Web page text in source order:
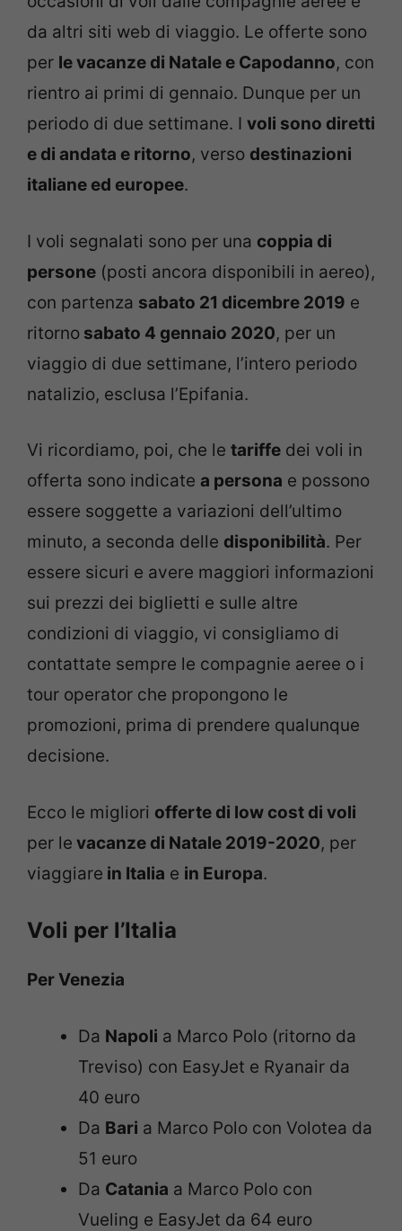
da altri siti web di viaggio. Le offerte sono
per le vacanze di Natale e Capodanno, con
rientro ai primi di gennaio. Dunque per un
periodo di due settimane. I voli sono diretti
e di andata e ritorno, verso destinazioni
italiane ed europee.
I voli segnalati sono per una coppia di
persone (posti ancora disponibili in aereo),
con partenza sabato 21 dicembre 2019 e
ritorno sabato 4 gennaio 2020, per un
viaggio di due settimane, l’intero periodo
natalizio, esclusa l’Epifania.
Vi ricordiamo, poi, che le tariffe dei voli in
offerta sono indicate a persona e possono
essere soggette a variazioni dell’ultimo
minuto, a seconda delle disponibilità. Per
essere sicuri e avere maggiori informazioni
sui prezzi dei biglietti e sulle altre
condizioni di viaggio, vi consigliamo di
contattate sempre le compagnie aeree o i
tour operator che propongono le
promozioni, prima di prendere qualunque
decisione.
Ecco le migliori offerte di low cost di voli
per le vacanze di Natale 2019-2020, per
viaggiare in Italia e in Europa.
Voli per l’Italia
Per Venezia
Da Napoli a Marco Polo (ritorno da
Treviso) con EasyJet e Ryanair da
40 euro
Da Bari a Marco Polo con Volotea da
51 euro
Da Catania a Marco Polo con
Vueling e EasyJet da 64 euro